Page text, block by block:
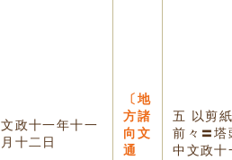
文政十一年十一
月十二日
〔地
方諸
向文
通
五 以剪
前々〓塔
中文政